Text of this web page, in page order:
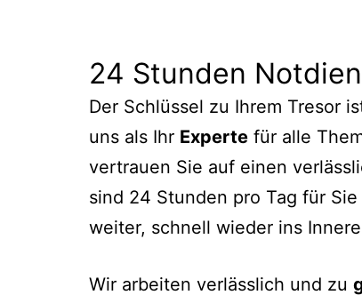
24 Stunden
Der Schlüssel zu Ihrem Tresor
uns als Ihr Experte für alle
vertrauen Sie auf einen
sind 24 Stunden pro Tag für
weiter, schnell wieder ins
Wir arbeiten verlässlich und zu